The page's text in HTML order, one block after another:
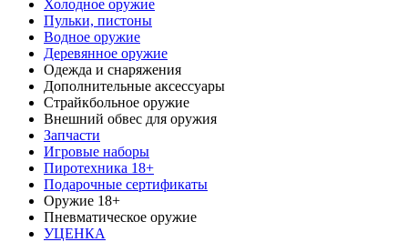
Холодное оружие
Пульки, пистоны
Водное оружие
Деревянное оружие
Одежда и снаряжения
Дополнительные аксессуары
Страйкбольное оружие
Внешний обвес для оружия
Запчасти
Игровые наборы
Пиротехника 18+
Подарочные сертификаты
Оружие 18+
Пневматическое оружие
УЦЕНКА